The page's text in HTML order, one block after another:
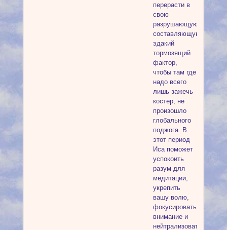
перерасти в
свою
разрушающую
составляющую,
эдакий
тормозящий
фактор,
чтобы там где
надо всего
лишь зажечь
костер, не
произошло
глобального
поджога. В
этот период
Иса поможет
успокоить
разум для
медитации,
укрепить
вашу волю,
фокусировать
внимание и
нейтрализовать